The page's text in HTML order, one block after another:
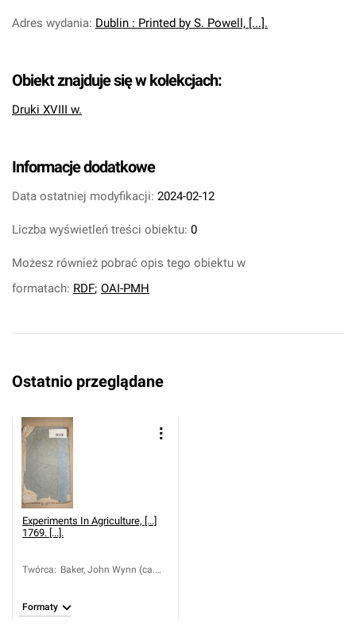
Adres wydania: Dublin : Printed by S. Powell, [...].
Obiekt znajduje się w kolekcjach:
Druki XVIII w.
Informacje dodatkowe
Data ostatniej modyfikacji: 2024-02-12
Liczba wyświetleń treści obiektu: 0
Możesz również pobrać opis tego obiektu w
formatach: RDF; OAI-PMH
Ostatnio przeglądane
Experiments In Agriculture, [...]
1769. [...].
Twórca: Baker, John Wynn (ca.
Formaty